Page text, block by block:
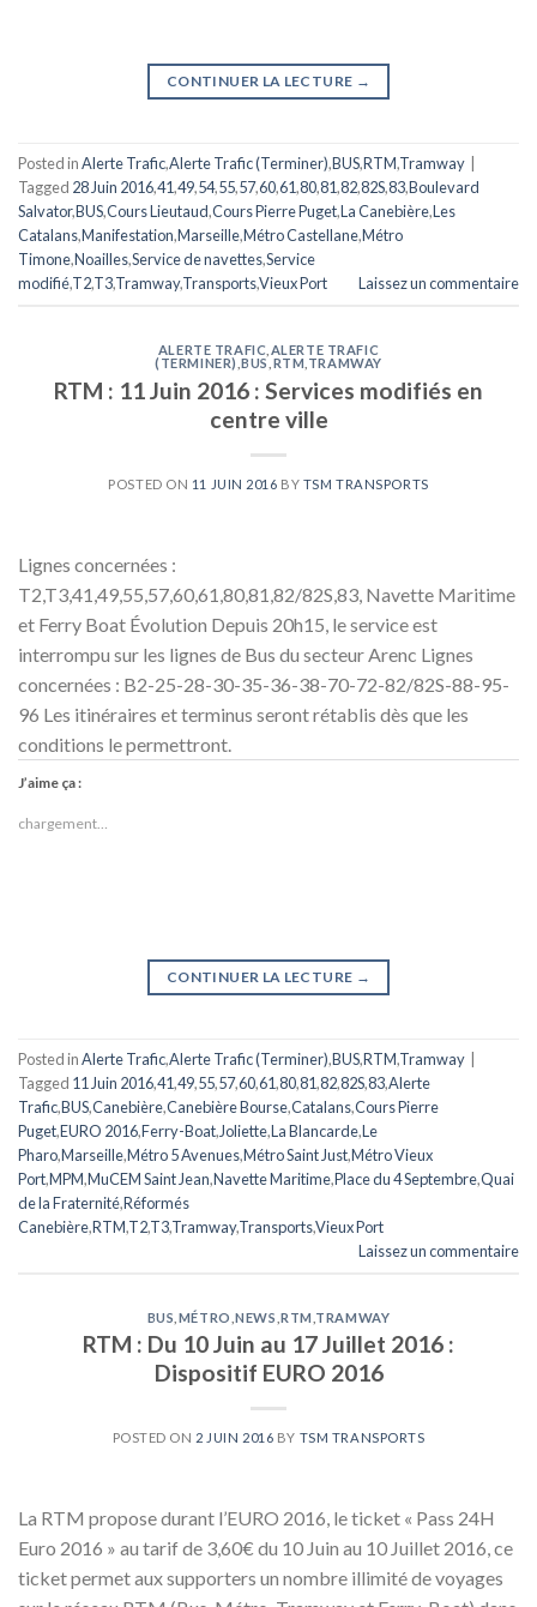
CONTINUER LA LECTURE →
Posted inAlerte Trafic,Alerte Trafic (Terminer),BUS,RTM,Tramway
Tagged 28 Juin 2016,41,49,54,55,57,60,61,80,81,82,82S,83,Boulevard
Salvator,BUS,Cours Lieutaud,Cours Pierre Puget,La Canebière,Les
Catalans,Manifestation,Marseille,Métro Castellane,Métro
Timone,Noailles,Service de navettes,Service
modifié,T2,T3,Tramway,Transports,Vieux Port Laissez un commentaire
ALERTE TRAFIC ALERTE TRAFIC
(TERMINER) ,BUS RTM TRAMWAY
RTM : 11 Juin 2016 : Services modifiés en
centre ville
POSTED ON 11 JUIN 2016 BY TSM TRANSPORTS
Lignes concernées :
T2,T3,41,49,55,57,60,61,80,81,82/82S,83, Navette Maritime
et Ferry Boat Évolution Depuis 20h15, le service est
interrompu sur les lignes de Bus du secteur Arenc Lignes
concernées : B2-25-28-30-35-36-38-70-72-82/82S-88-95-
96 Les itinéraires et terminus seront rétablis dès que les
conditions le permettront.
J’aime ça :
chargement…
CONTINUER LA LECTURE →
Posted inAlerte Trafic,Alerte Trafic (Terminer),BUS,RTM,Tramway
Tagged 11 Juin 2016,41,49,55,57,60,61,80,81,82,82S,83,Alerte
Trafic,BUS,Canebière,Canebière Bourse,Catalans,Cours Pierre
Puget,EURO 2016,Ferry-Boat,Joliette,La Blancarde,Le
Pharo,Marseille,Métro 5 Avenues,Métro Saint Just,Métro Vieux
Port,MPM,MuCEM Saint Jean,Navette Maritime,Place du 4 Septembre,Quai
de la Fraternité,Réformés
Canebière,RTM,T2,T3,Tramway,Transports,Vieux Port
Laissez un commentaire
BUS MÉTRO ,NEWS ,RTM TRAMWAY
RTM : Du 10 Juin au 17 Juillet 2016 :
Dispositif EURO 2016
POSTED ON 2 JUIN 2016 BY TSM TRANSPORTS
La RTM propose durant l’EURO 2016, le ticket « Pass 24H
Euro 2016 » au tarif de 3,60€ du 10 Juin au 10 Juillet 2016, ce
ticket permet aux supporters un nombre illimité de voyages